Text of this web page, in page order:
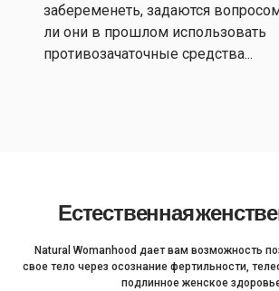
забеременеть, задаются
ли они в прошлом использовать
противозачаточные средства...
Естественная
Natural Womanhood дает вам возможность
свое тело через осознание фертильности,
подлинное женское